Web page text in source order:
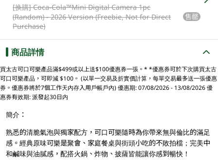
[换購]Coca-Cola™️Mini Digital Camera 1pc
(Random) - 2026 Version (Freebie, Not for Direct
Purchase)
售罄
商品詳情
買太古可口可樂產品滿$499或以上送$100優惠券一張。* *優惠券可於下次購買太古
可口可樂產品，可即減 $100。 (以單一交易及折實價計算，每單交易最多送一張優惠
券。優惠券將於7個工作天內存入用戶帳戶內) 優惠期: 07/08/2026 - 13/08/2026 優
惠券有效期: 派發起30日内
簡介：
熟悉的清脆氣泡與獨家配方，可口可樂隨時為你帶來無與倫比的滿足
感。經典原味可樂是聚會、家庭餐桌與街頭小吃的不敗拍檔；完美中
和鹹味與油膩感，配搭火鍋、炸物、披薩皆能讓你感到暢快！